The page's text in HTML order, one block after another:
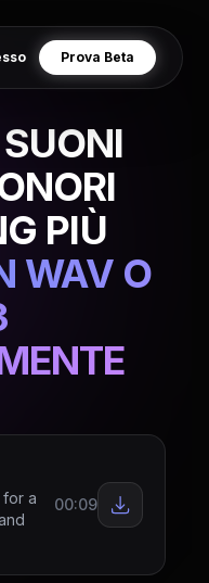
Prova Beta
PIÙ
WAV O
a
00:09